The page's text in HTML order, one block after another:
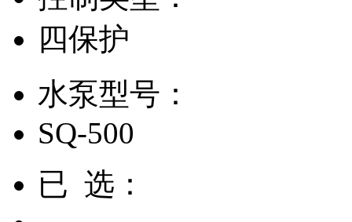
四保护
水泵型号：
SQ-500
已 选：